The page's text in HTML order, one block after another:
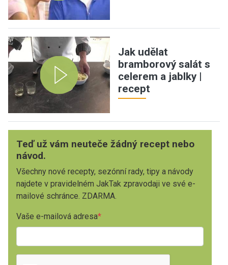
Jak udělat
bramborový salát s
celerem a jablky |
recept
Teď už vám neuteče žádný recept nebo
návod.
Všechny nové recepty, sezónní rady, tipy a návody
najdete v pravidelném JakTak zpravodaji ve své e-
mailové schránce. ZDARMA.
Vaše e-mailová adresa